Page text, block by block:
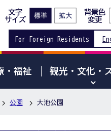
文字
サイズ
背景色
変更
For Foreign Residents
・福祉 観光・文化・
公園 大池公園